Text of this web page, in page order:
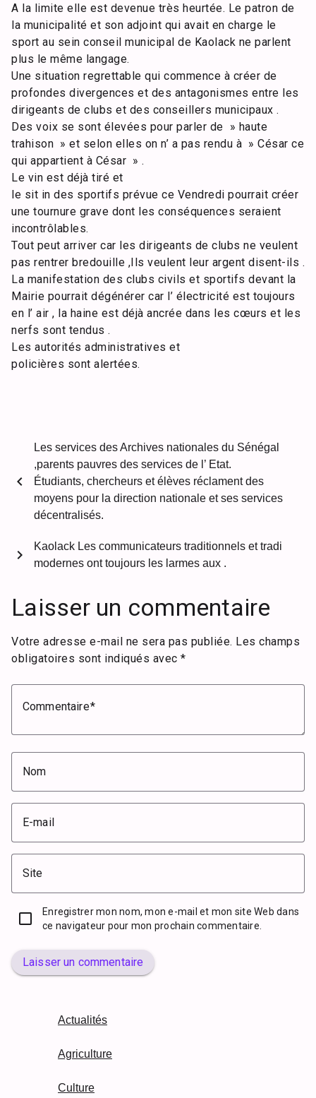
A la limite elle est devenue très heurtée. Le patron de
la municipalité et son adjoint qui avait en charge le
sport au sein conseil municipal de Kaolack ne parlent
plus le même langage.
Une situation regrettable qui commence à créer de
profondes divergences et des antagonismes entre les
dirigeants de clubs et des conseillers municipaux .
Des voix se sont élevées pour parler de » haute
trahison » et selon elles on n’ a pas rendu à » César ce
qui appartient à César » .
Le vin est déjà tiré et
le sit in des sportifs prévue ce Vendredi pourrait créer
une tournure grave dont les conséquences seraient
incontrôlables.
Tout peut arriver car les dirigeants de clubs ne veulent
pas rentrer bredouille ,Ils veulent leur argent disent-ils .
La manifestation des clubs civils et sportifs devant la
Mairie pourrait dégénérer car l’ électricité est toujours
en l’ air , la haine est déjà ancrée dans les cœurs et les
nerfs sont tendus .
Les autorités administratives et
policières sont alertées.
chevron_left
Les services des Archives nationales du Sénégal
,parents pauvres des services de l’ Etat.
Étudiants, chercheurs et élèves réclament des
moyens pour la direction nationale et ses services
décentralisés.
Kaolack Les communicateurs traditionnels et tradi
modernes ont toujours les larmes aux .
chevron_right
Laisser un commentaire
Votre adresse e-mail ne sera pas publiée. Les champs
obligatoires sont indiqués avec *
Commentaire
Nom
E-mail
Site
Enregistrer mon nom, mon e-mail et mon site Web dans
ce navigateur pour mon prochain commentaire.
Laisser un commentaire
Actualités
Agriculture
Culture